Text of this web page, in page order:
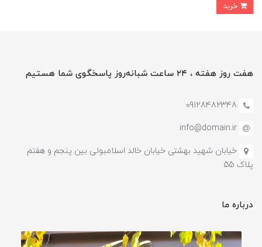
هفت روز هفته ، ۲۴ ساعت شبانه‌روز پاسخگوی شما هستیم
09128482348
info@domain.ir
خیابان شهید بهشتی خیابان خالد اسلامبولی بین پنجم و هفتم
پلاک 55
درباره ما